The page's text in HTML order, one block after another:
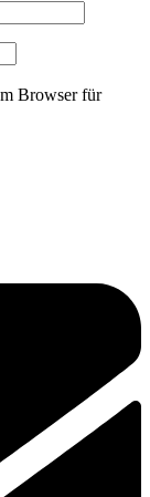
Browser für